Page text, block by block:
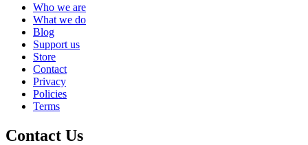
Who we are
What we do
Blog
Support us
Store
Contact
Privacy
Policies
Terms
Contact Us